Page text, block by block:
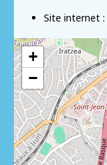
Site internet :
+
−